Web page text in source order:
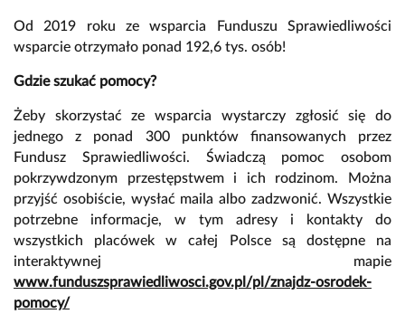
Od 2019 roku ze wsparcia Funduszu Sprawiedliwości
wsparcie otrzymało ponad 192,6 tys. osób!
Gdzie szukać pomocy?
Żeby skorzystać ze wsparcia wystarczy zgłosić się do
jednego z ponad 300 punktów finansowanych przez
Fundusz Sprawiedliwości. Świadczą pomoc osobom
pokrzywdzonym przestępstwem i ich rodzinom. Można
przyjść osobiście, wysłać maila albo zadzwonić. Wszystkie
potrzebne informacje, w tym adresy i kontakty do
wszystkich placówek w całej Polsce są dostępne na
interaktywnej mapie
www.funduszsprawiedliwosci.gov.pl/pl/znajdz-osrodek-
pomocy/